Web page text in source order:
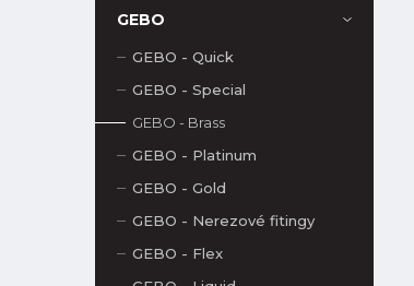
GEBO
GEBO - Quick
GEBO - Special
GEBO - Brass
GEBO - Platinum
GEBO - Gold
GEBO - Nerezové fitingy
GEBO - Flex